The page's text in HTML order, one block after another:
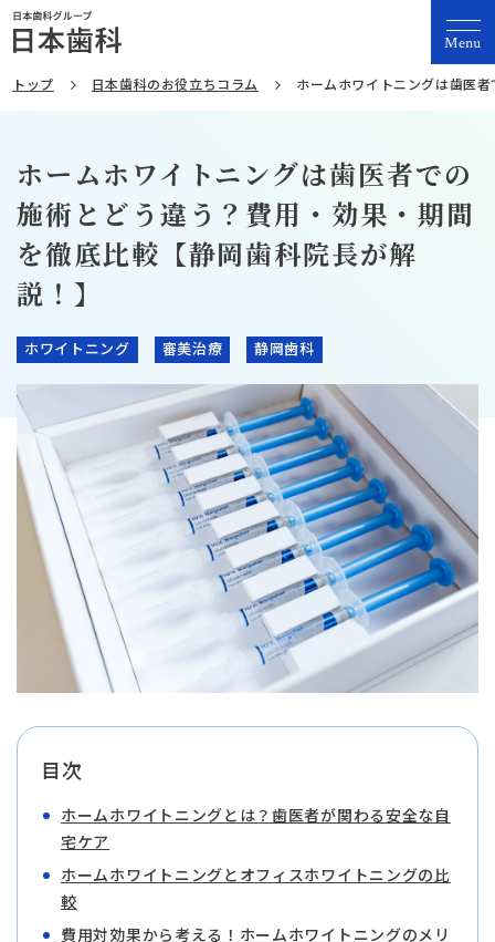
Menu
トップ 日本歯科のお役立ちコラム ホームホワイトニングは歯医
ホームホワイトニングは歯医者での
施術とどう違う？費用・効果・期間
を徹底比較【静岡歯科院長が解
説！】
ホワイトニング 審美治療 静岡歯科
目次
ホームホワイトニングとは？歯医者が関わる安全な自
宅ケア
ホームホワイトニングとオフィスホワイトニングの比
較
費用対効果から考える！ホームホワイトニングのメリ